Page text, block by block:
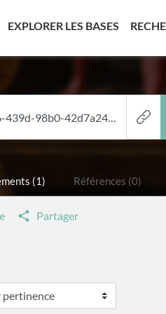
EXPLORER LES BASES
(1) Références (0)
Partager